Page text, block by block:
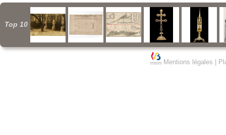
Top 10
Mentions légales